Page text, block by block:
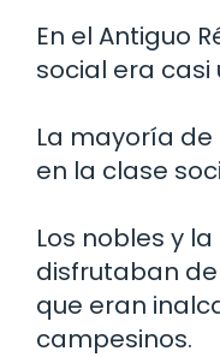
En el Antiguo
social era casi
La mayoría
en la clase
Los nobles y
disfrutaban
que eran
campesinos.